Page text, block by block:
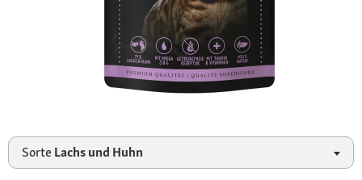
Sorte Lachs und Huhn